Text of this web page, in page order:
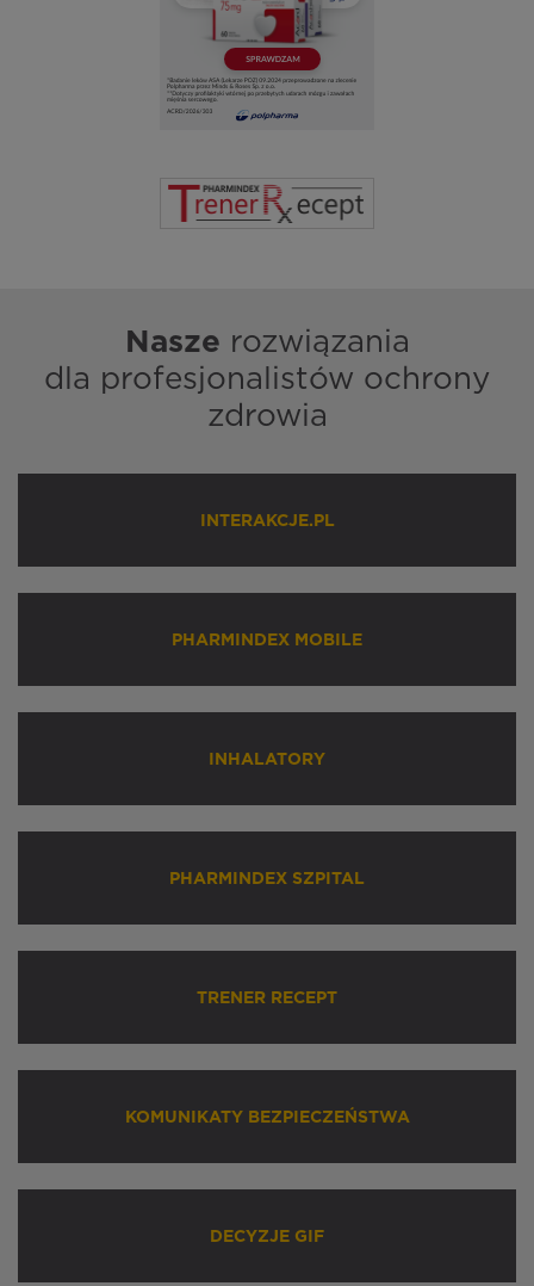
Nasze rozwiązania
dla profesjonalistów ochrony
zdrowia
INTERAKCJE.PL
PHARMINDEX MOBILE
INHALATORY
PHARMINDEX SZPITAL
TRENER RECEPT
KOMUNIKATY BEZPIECZEŃSTWA
DECYZJE GIF